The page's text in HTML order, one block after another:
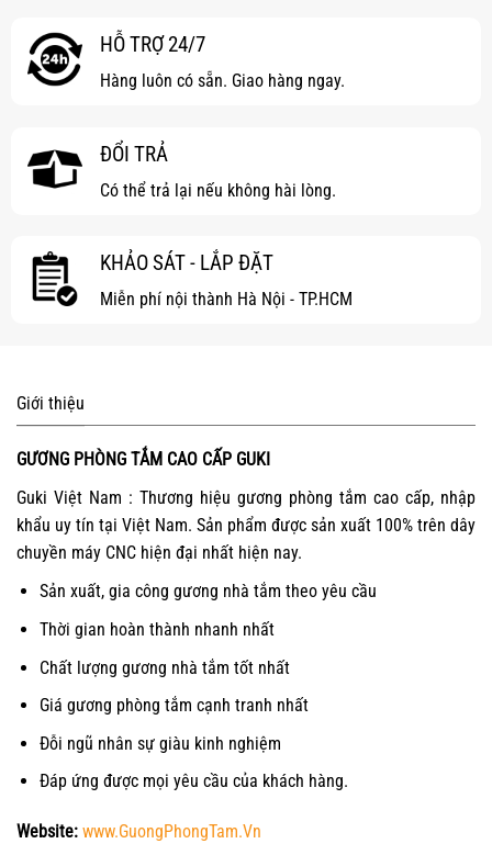
HỖ TRỢ 24/7
Hàng luôn có sẵn. Giao hàng ngay.
ĐỔI TRẢ
Có thể trả lại nếu không hài lòng.
KHẢO SÁT - LẮP ĐẶT
Miễn phí nội thành Hà Nội - TP.HCM
Giới thiệu
GƯƠNG PHÒNG TẮM CAO CẤP GUKI
Guki Việt Nam : Thương hiệu gương phòng tắm cao cấp, nhập
khẩu uy tín tại Việt Nam. Sản phẩm được sản xuất 100% trên dây
chuyền máy CNC hiện đại nhất hiện nay.
Sản xuất, gia công gương nhà tắm theo yêu cầu
Thời gian hoàn thành nhanh nhất
Chất lượng gương nhà tắm tốt nhất
Giá gương phòng tắm cạnh tranh nhất
Đỗi ngũ nhân sự giàu kinh nghiệm
Đáp ứng được mọi yêu cầu của khách hàng.
Website: www.GuongPhongTam.Vn